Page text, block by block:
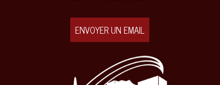
ENVOYER UN EMAIL